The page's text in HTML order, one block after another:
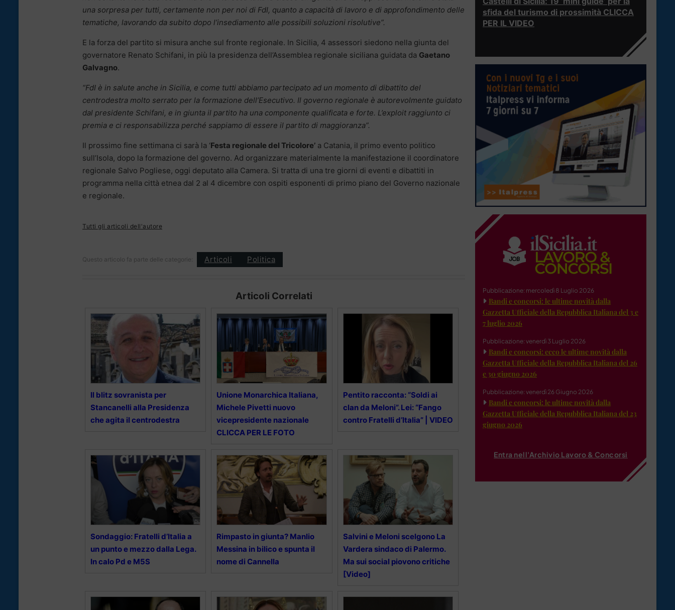
una sorpresa per tutti, certamente non per noi di FdI, quanto a capacità di lavoro e di approfondimento delle
tematiche, lavorando da subito dopo l’insediamento alle possibili soluzioni risolutive”.
E la forza del partito si misura anche sul fronte regionale. In Sicilia, 4 assessori siedono nella giunta del
governatore Renato Schifani, in più la presidenza dell’Assemblea regionale siciliana guidata da Gaetano
Galvagno.
“FdI è in salute anche in Sicilia, e come tutti abbiamo partecipato ad un momento di dibattito del
centrodestra molto serrato per la formazione dell’Esecutivo. Il governo regionale è autorevolmente guidato
dal presidente Schifani, e in giunta il partito ha una componente qualificata e forte. L’exploit raggiunto ci
premia e ci responsabilizza perché sappiamo di essere il partito di maggioranza”.
Il prossimo fine settimana ci sarà la ‘Festa regionale del Tricolore’ a Catania, il primo evento politico
sull’Isola, dopo la formazione del governo. Ad organizzare materialmente la manifestazione il coordinatore
regionale Salvo Pogliese, oggi deputato alla Camera. Si tratta di una tre giorni di eventi e dibattiti in
programma nella città etnea dal 2 al 4 dicembre con ospiti esponenti di primo piano del Governo nazionale
e regionale.
Tutti gli articoli dell'autore
Questo articolo fa parte delle categorie: Articoli Politica
Articoli Correlati
Il blitz sovranista per
Stancanelli alla Presidenza
che agita il centrodestra
Unione Monarchica Italiana,
Michele Pivetti nuovo
vicepresidente nazionale
CLICCA PER LE FOTO
Pentito racconta: “Soldi ai
clan da Meloni”. Lei: “Fango
contro Fratelli d’Italia” | VIDEO
Sondaggio: Fratelli d’Italia a
un punto e mezzo dalla Lega.
In calo Pd e M5S
Rimpasto in giunta? Manlio
Messina in bilico e spunta il
nome di Cannella
Salvini e Meloni scelgono La
Vardera sindaco di Palermo.
Ma sui social piovono critiche
[Video]
sfida del turismo di prossimità CLICCA
PER IL VIDEO
Pubblicazione: mercoledì 8 Luglio 2026
Bandi e concorsi: le ultime novità dalla
Gazzetta Ufficiale della Repubblica Italiana del 3 e
7 luglio 2026
Pubblicazione: venerdì 3 Luglio 2026
Bandi e concorsi: ecco le ultime novità dalla
Gazzetta Ufficiale della Repubblica Italiana del 26
e 30 giugno 2026
Pubblicazione: venerdì 26 Giugno 2026
Bandi e concorsi: le ultime novità dalla
Gazzetta Ufficiale della Repubblica Italiana del 23
giugno 2026
Entra nell'Archivio Lavoro & Concorsi